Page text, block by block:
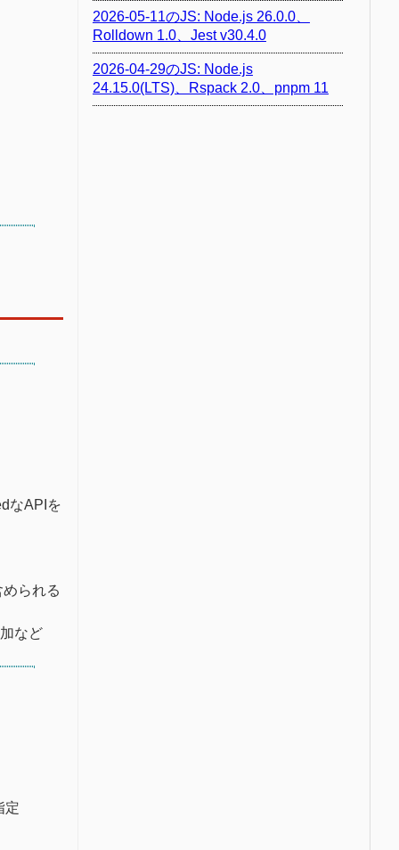
なAPIを
られる
など
定
2026-05-11のJS: Node.js 26.0.0、
Rolldown 1.0、Jest v30.4.0
2026-04-29のJS: Node.js
24.15.0(LTS)、Rspack 2.0、pnpm 11